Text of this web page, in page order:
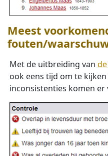
Meest
fouten/
Met de uitbreiding van
ook eens tijd om te
inconsistenties komen er